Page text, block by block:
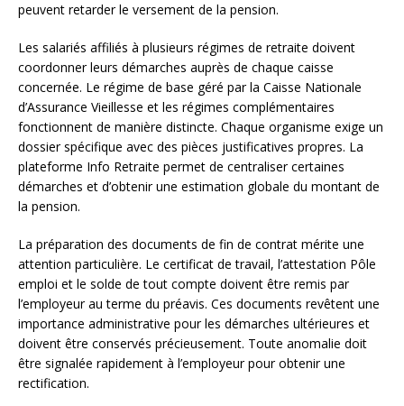
peuvent retarder le versement de la pension.
Les salariés affiliés à plusieurs régimes de retraite doivent
coordonner leurs démarches auprès de chaque caisse
concernée. Le régime de base géré par la Caisse Nationale
d’Assurance Vieillesse et les régimes complémentaires
fonctionnent de manière distincte. Chaque organisme exige un
dossier spécifique avec des pièces justificatives propres. La
plateforme Info Retraite permet de centraliser certaines
démarches et d’obtenir une estimation globale du montant de
la pension.
La préparation des documents de fin de contrat mérite une
attention particulière. Le certificat de travail, l’attestation Pôle
emploi et le solde de tout compte doivent être remis par
l’employeur au terme du préavis. Ces documents revêtent une
importance administrative pour les démarches ultérieures et
doivent être conservés précieusement. Toute anomalie doit
être signalée rapidement à l’employeur pour obtenir une
rectification.